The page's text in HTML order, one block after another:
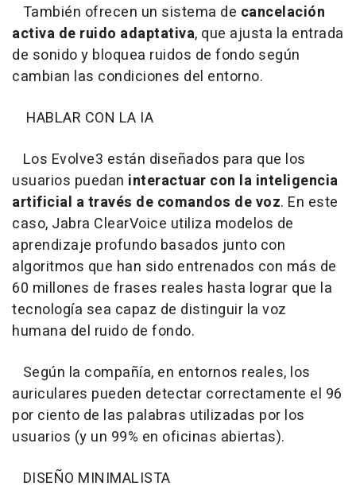
También ofrecen un sistema de cancelación
activa de ruido adaptativa, que ajusta la entrada
de sonido y bloquea ruidos de fondo según
cambian las condiciones del entorno.
HABLAR CON LA IA
Los Evolve3 están diseñados para que los
usuarios puedan interactuar con la inteligencia
artificial a través de comandos de voz. En este
caso, Jabra ClearVoice utiliza modelos de
aprendizaje profundo basados junto con
algoritmos que han sido entrenados con más de
60 millones de frases reales hasta lograr que la
tecnología sea capaz de distinguir la voz
humana del ruido de fondo.
Según la compañía, en entornos reales, los
auriculares pueden detectar correctamente el 96
por ciento de las palabras utilizadas por los
usuarios (y un 99% en oficinas abiertas).
DISEÑO MINIMALISTA